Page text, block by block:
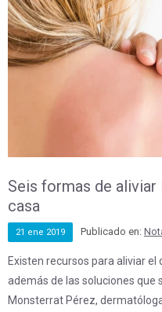
Seis formas de aliviar
casa
21 ene 2019 Publicado en:
Existen recursos para aliviar
además de las soluciones que
Monsterrat Pérez,